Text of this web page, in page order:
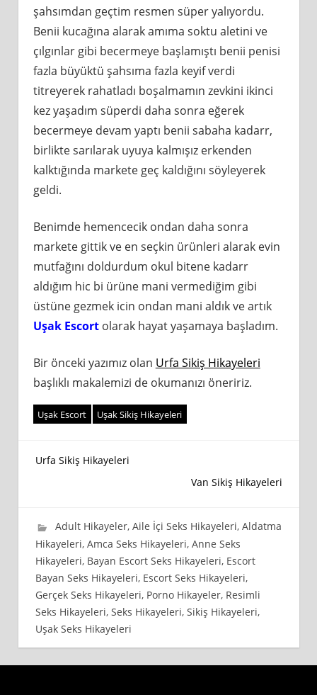
şahsımdan geçtim resmen süper yalıyordu.
Benii kucağına alarak amıma soktu aletini ve
çılgınlar gibi becermeye başlamıştı benii penisi
fazla büyüktü şahsıma fazla keyif verdi
titreyerek rahatladı boşalmamın zevkini ikinci
kez yaşadım süperdi daha sonra eğerek
becermeye devam yaptı benii sabaha kadarr,
birlikte sarılarak uyuya kalmışız erkenden
kalktığında markete geç kaldığını söyleyerek
geldi.
Benimde hemencecik ondan daha sonra
markete gittik ve en seçkin ürünleri alarak evin
mutfağını doldurdum okul bitene kadarr
aldığım hic bi ürüne mani vermediğim gibi
üstüne gezmek icin ondan mani aldık ve artık
Uşak Escortolarak hayat yaşamaya başladım.
Bir önceki yazımız olan Urfa Sikiş Hikayeleri
başlıklı makalemizi de okumanızı öneririz.
Uşak Escort Uşak Sikiş Hikayeleri
Yazı
Urfa Sikiş Hikayeleri
Van Sikiş Hikayeleri
27 Nisan 2021
wpadmin_745cb4
Adult Hikayeler, Aile İçi Seks Hikayeleri, Aldatma
Hikayeleri, Amca Seks Hikayeleri, Anne Seks
Hikayeleri, Bayan Escort Seks Hikayeleri, Escort
Bayan Seks Hikayeleri, Escort Seks Hikayeleri,
Gerçek Seks Hikayeleri, Porno Hikayeler, Resimli
Seks Hikayeleri, Seks Hikayeleri, Sikiş Hikayeleri,
Uşak Seks Hikayeleri